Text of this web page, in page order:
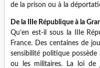
de la prison ou à la
De la IIIe République à la
Qu’en est-il sous la IIIe
France. Des centaines de
sensibilité politique
ou les militaires. La loi de